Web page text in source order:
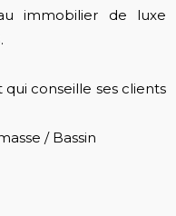
immobilier de luxe
conseille ses clients
/ Bassin